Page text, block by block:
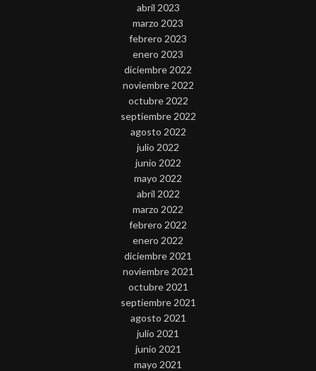
abril 2023
marzo 2023
febrero 2023
enero 2023
diciembre 2022
noviembre 2022
octubre 2022
septiembre 2022
agosto 2022
julio 2022
junio 2022
mayo 2022
abril 2022
marzo 2022
febrero 2022
enero 2022
diciembre 2021
noviembre 2021
octubre 2021
septiembre 2021
agosto 2021
julio 2021
junio 2021
mayo 2021